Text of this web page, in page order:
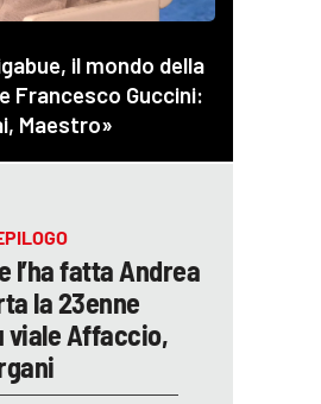
l’ha fatta Andrea
la 23enne
viale Affaccio,